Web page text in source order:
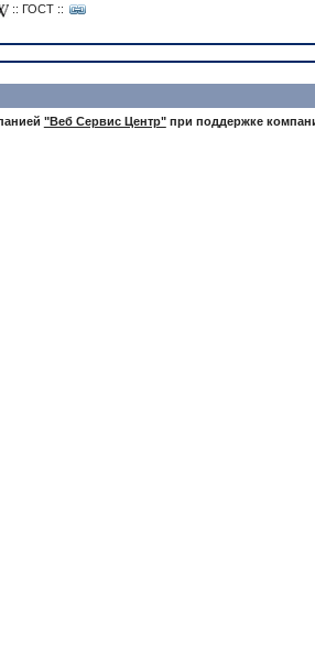
:: ГОСТ::
"Веб Сервис Центр"при поддержке